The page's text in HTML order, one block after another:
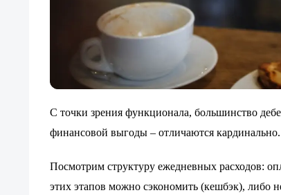
С точки зрения функционала, большинство
финансовой выгоды – отличаются кардинально.
Посмотрим структуру ежедневных расходов:
этих этапов можно сэкономить (кешбэк), либо